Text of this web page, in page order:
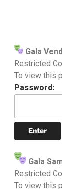
Gala
Restricted
To view this
Password:
Gala
Restricted
To view this